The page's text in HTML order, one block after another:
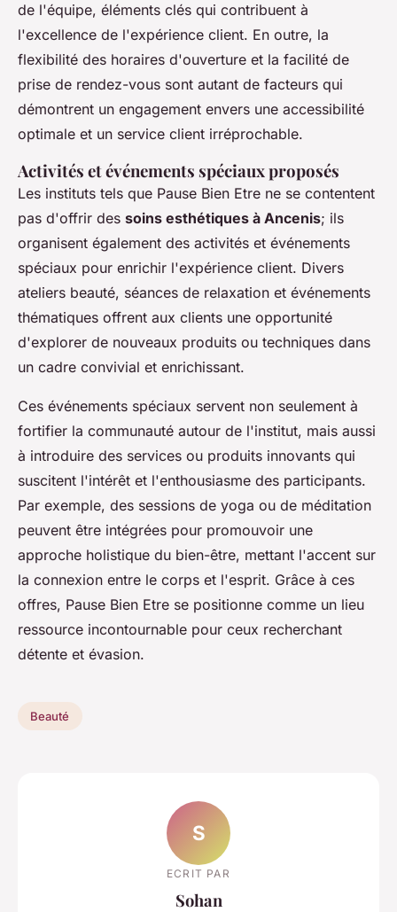
de l'équipe, éléments clés qui contribuent à
l'excellence de l'expérience client. En outre, la
flexibilité des horaires d'ouverture et la facilité de
prise de rendez-vous sont autant de facteurs qui
démontrent un engagement envers une accessibilité
optimale et un service client irréprochable.
Activités et événements spéciaux proposés
Les instituts tels que Pause Bien Etre ne se contentent
pas d'offrir des soins esthétiques à Ancenis; ils
organisent également des activités et événements
spéciaux pour enrichir l'expérience client. Divers
ateliers beauté, séances de relaxation et événements
thématiques offrent aux clients une opportunité
d'explorer de nouveaux produits ou techniques dans
un cadre convivial et enrichissant.
Ces événements spéciaux servent non seulement à
fortifier la communauté autour de l'institut, mais aussi
à introduire des services ou produits innovants qui
suscitent l'intérêt et l'enthousiasme des participants.
Par exemple, des sessions de yoga ou de méditation
peuvent être intégrées pour promouvoir une
approche holistique du bien-être, mettant l'accent sur
la connexion entre le corps et l'esprit. Grâce à ces
offres, Pause Bien Etre se positionne comme un lieu
ressource incontournable pour ceux recherchant
détente et évasion.
Beauté
S
ECRIT PAR
Sohan